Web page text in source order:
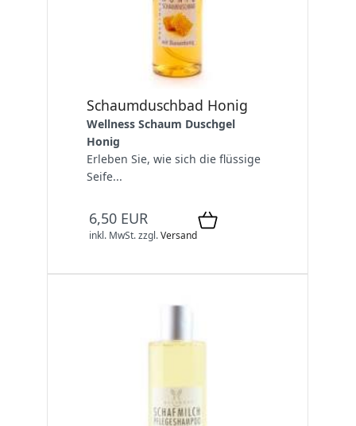
Schaumduschbad Honig
Wellness Schaum Duschgel
Honig
Erleben Sie, wie sich die flüssige
Seife...
6,50 EUR
inkl. MwSt.zzgl.Versand